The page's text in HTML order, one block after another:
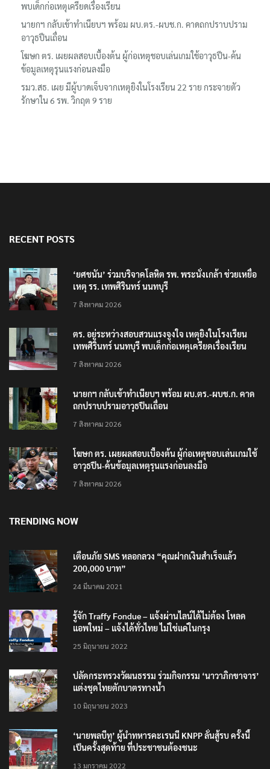
พบเด็กก่อเหตุเครียดเรื่องเรียน
นายกฯ กลับเข้าทำเนียบฯ พร้อม ผบ.ตร.-ผบช.ก. คาดถกปราบปราม
อาวุธปืนเถื่อน
โฆษก ตร. เผยผลสอบเบื้องต้น ผู้ก่อเหตุชอบเล่นเกมใช้อาวุธปืน-ค้น
ข้อมูลเหตุรุนแรงก่อนลงมือ
รมว.สธ. เผย มีผู้บาดเจ็บจากเหตุยิงในโรงเรียน 22 ราย กระจายตัว
รักษาใน 6 รพ. วิกฤต 9 ราย
RECENT POSTS
‘ยศชนัน’ ร่วมบริจาคโลหิต รพ. พระนั่งเกล้า ช่วยเหยื่อ
เหตุ รร. เทพศิรินทร์ นนทบุรี
7 สิงหาคม 2026
ตร. อยู่ระหว่างสอบสวนแรงจูงใจ เหตุยิงในโรงเรียน
เทพศิรินทร์ นนทบุรี พบเด็กก่อเหตุเครียดเรื่องเรียน
7 สิงหาคม 2026
นายกฯ กลับเข้าทำเนียบฯ พร้อม ผบ.ตร.-ผบช.ก. คาด
ถกปราบปรามอาวุธปืนเถื่อน
7 สิงหาคม 2026
โฆษก ตร. เผยผลสอบเบื้องต้น ผู้ก่อเหตุชอบเล่นเกมใช้
อาวุธปืน-ค้นข้อมูลเหตุรุนแรงก่อนลงมือ
7 สิงหาคม 2026
TRENDING NOW
เตือนภัย SMS หลอกลวง “คุณฝากเงินสำเร็จแล้ว
200,000 บาท”
24 มีนาคม 2021
รู้จัก Traffy Fondue – แจ้งผ่านไลน์ได้ไม่ต้อง โหลด
แอพใหม่ – แจ้งได้ทั่วไทย ไม่ใช่แค่ในกรุง
25 มิถุนายน 2022
ปลัดกระทรวงวัฒนธรรม ร่วมกิจกรรม ‘นาวาภิกขาจาร’
แต่งชุดไทยตักบาตรทางน้ำ
10 มิถุนายน 2023
‘นายพลบีทู’ ผู้นำทหารคะเรนนี KNPP ลั่นสู้รบ ครั้งนี้
เป็นครั้งสุดท้าย ที่ประชาชนต้องชนะ
13 มกราคม 2022